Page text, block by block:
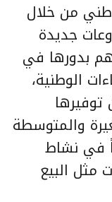
من خلال
جديدة
بدورها في
الوطنية،
توفيرها
والمتوسطة
في نشاط
مثل البيع